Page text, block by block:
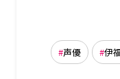
声優 伊